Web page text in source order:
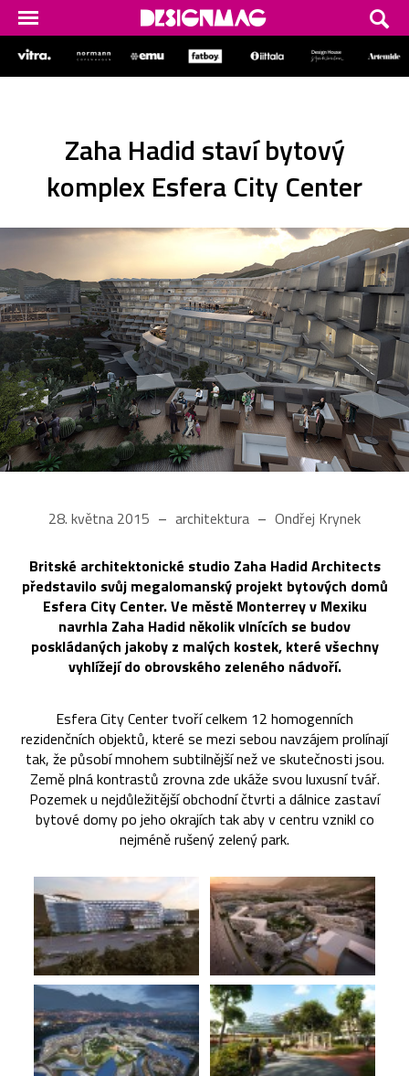
Zaha Hadid staví bytový
komplex Esfera City Center
28. května 2015 architektura Ondřej Krynek
Britské architektonické studio Zaha Hadid Architects
představilo svůj megalomanský projekt bytových domů
Esfera City Center. Ve městě Monterrey v Mexiku
navrhla Zaha Hadid několik vlnících se budov
poskládaných jakoby z malých kostek, které všechny
vyhlížejí do obrovského zeleného nádvoří.
Esfera City Center tvoří celkem 12 homogenních
rezidenčních objektů, které se mezi sebou navzájem prolínají
tak, že působí mnohem subtilnější než ve skutečnosti jsou.
Země plná kontrastů zrovna zde ukáže svou luxusní tvář.
Pozemek u nejdůležitější obchodní čtvrti a dálnice zastaví
bytové domy po jeho okrajích tak aby v centru vznikl co
nejméně rušený zelený park.